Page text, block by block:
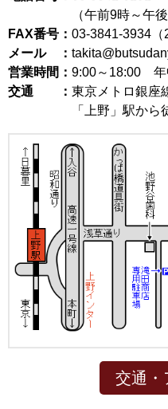
（午前9時～午後
FAX番号： 03-3841-3934（
メール ：
営業時間： 9:00～18:00
交通 ： 東京メトロ銀座
「上野」駅か
交通・